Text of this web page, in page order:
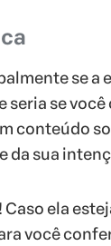
se a
se
conteúdo
da sua
! Caso ela
você